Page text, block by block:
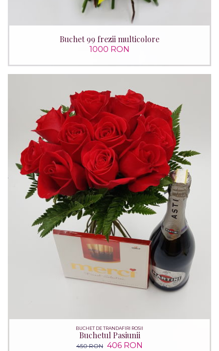
Buchet 99 frezii multicolore
1000 RON
BUCHET DE TRANDAFIRI ROSII
Buchetul Pasiunii
450 RON 406 RON